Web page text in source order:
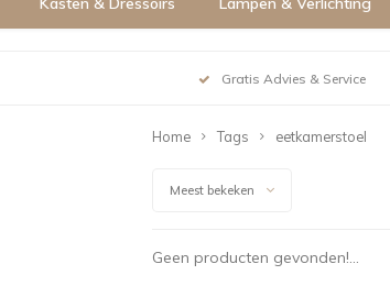
Gratis Advies & Service
Home Tags eetkamerstoel
Meest bekeken
Geen producten gevonden!...